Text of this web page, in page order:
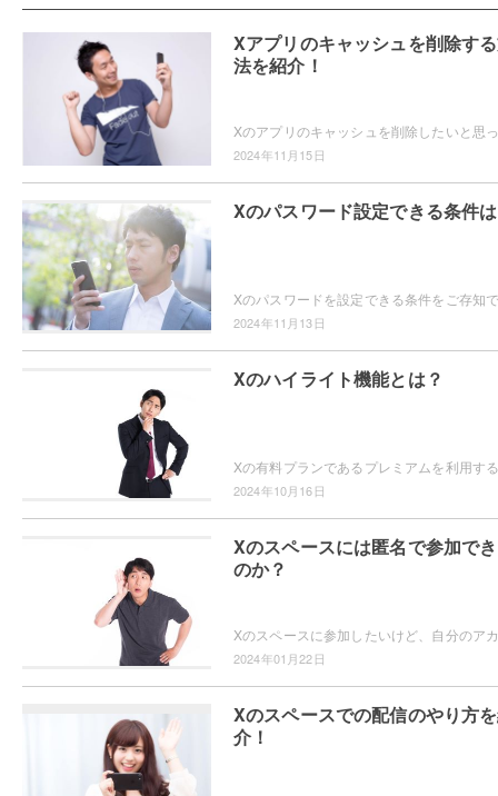
Xアプリのキャッシュを削除す
法を紹介！
2024年11月15日
Xのパスワード設定できる条件
2024年11月13日
Xのハイライト機能とは？
2024年10月16日
Xのスペースには匿名で参加で
のか？
2024年01月22日
Xのスペースでの配信のやり方
介！